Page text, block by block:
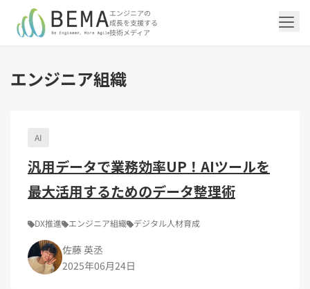
エンジニアの
成長を支援する
技術メディア
「アジャイル開発/スクラム」の記事一覧を
「アジャイル開発/スクラム」のタグ一覧
スクラムマスター（18）
アジャイル（14）
レトロスペクティブ（6）
DX Criteria（1）
「DevOps/クラウド」の記事一覧を見る
AWS（20）
CI/CD（9）
Terraform（6）
インフラストラクチャ（5）
Docker（4）
CodeCommit（2）
Amplify（2）
Ansible（2）
DevSecOps（1）
Platform Engineering（1）
「AI」の記事一覧を見る
生成AI（13）
AIエージェント（4）
NotebookLM（3）
Gemini（3）
「バックエンド」の記事一覧を見る
Oracle APEX（5）
Python（4）
API（2）
Ruby（2）
SQL（1）
アクセス制御（1）
「Flutter/モバイル」の記事一覧を見る
Flutter（38）
Dart（6）
Swift（2）
アプリ開発（1）
「Jamstack/フロントエンド」の記事一覧
「Jamstack/フロントエンド」のタグ一覧
Jamstack（10）
Astro（10）
SSG（9）
microCMS（7）
TypeScript（4）
JavaScript（4）
WordPress（3）
Puppeteer（1）
React（1）
「others」の記事一覧を見る
エンジニア組織（48）
イベント（41）
アドベントカレンダー2024（25）
若手エンジニア（12）
トラブルシューティング（12）
キャリア（8）
内製化（7）
マネジメント（6）
エンジニア組織
AI
汎用データで業務効率UP！AIツールを
最大活用するためのデータ整理術
DX推進 エンジニア組織 デジタル人材育成
佐藤 英丞
2025年06月24日